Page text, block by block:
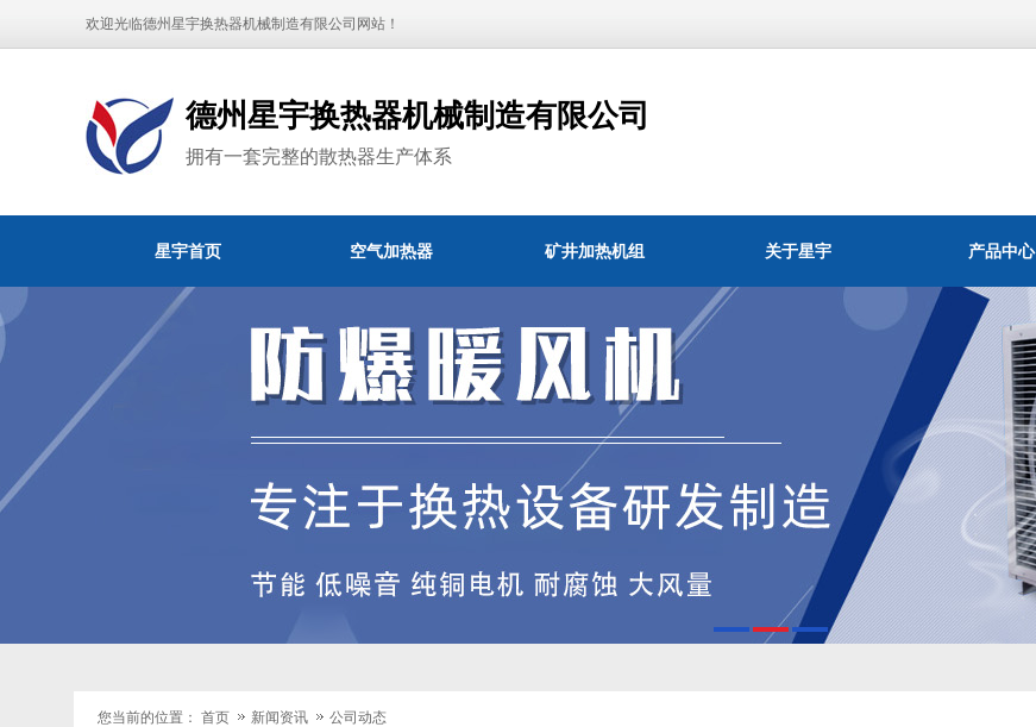
欢迎光临德州星宇换热器机械制造有限公司网站！
德州星宇换热器机械制造有限公司
拥有一套完整的散热器生产体系
星宇首页 空气加热器 矿井加热机组 关于星宇 产品中心
您当前的位置： 首页 新闻资讯 公司动态